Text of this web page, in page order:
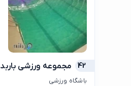
42 مجموعه ورزشی باربد
باشگاه ورزشی